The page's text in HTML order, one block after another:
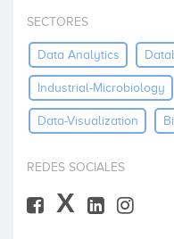
Invertir
SECTORES
Data Analytics
Industrial-Microbiology
Data-Visualization
REDES SOCIALES
X